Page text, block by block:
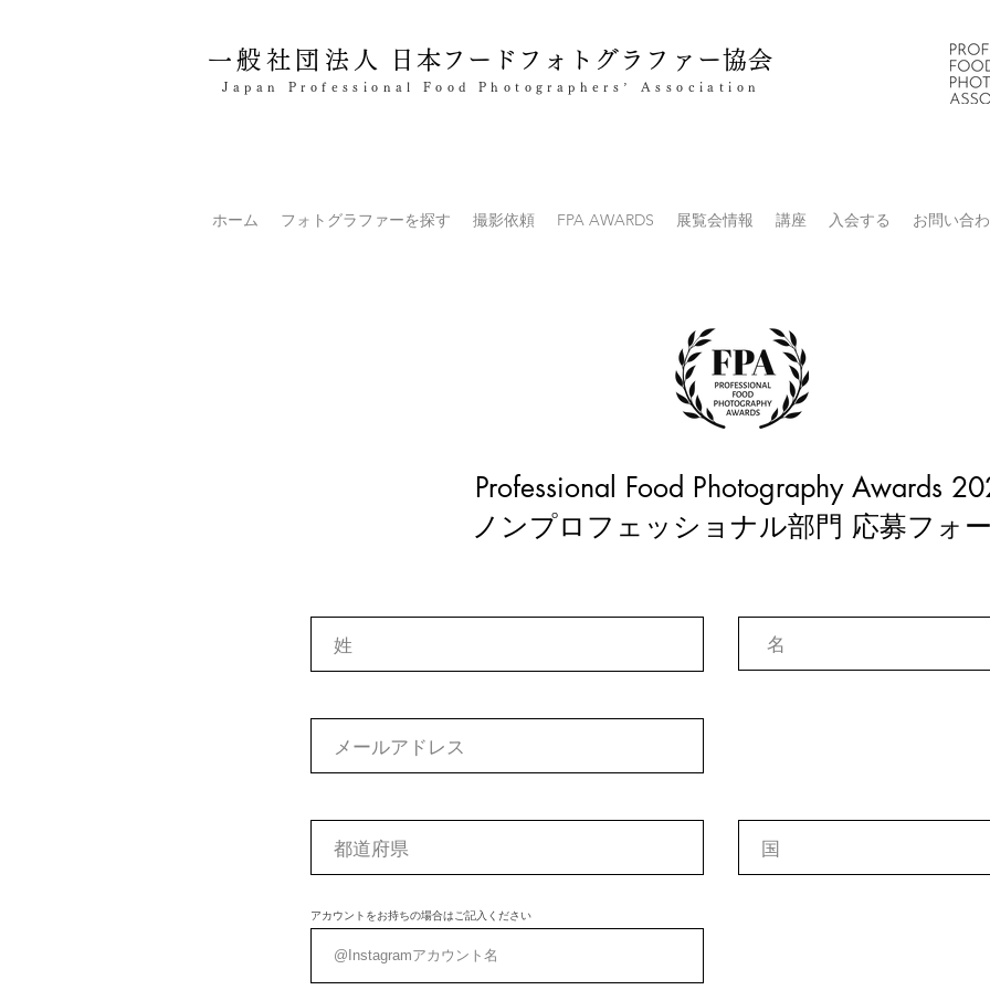
一般社団法人 日本フードフォトグラファー協会
Japan Professional Food Photographers’ Association
ホーム フォトグラファーを探す 撮影依頼 FPA AWARDS 展覧会情報 講座 入会する お問い合
Professional Food Photography Awards
ノンプロフェッショナル部門 応募フォ
アカウントをお持ちの場合はご記入ください